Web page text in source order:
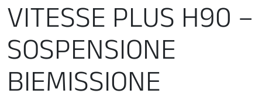
VITESSE PLUS H90 –
SOSPENSIONE
BIEMISSIONE